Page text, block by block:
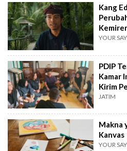
Kang
YOUR SAY
PDIP
Kamar
Kirim
JATIM
Makna
Kanvas
YOUR SAY